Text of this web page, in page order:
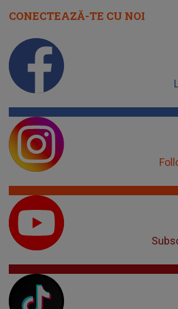
CONECTEAZĂ-TE CU NOI